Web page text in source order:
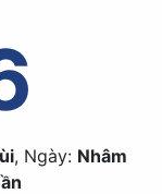
, Ngày: Nhâm